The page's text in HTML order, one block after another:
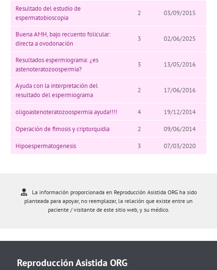
Resultado del estudio de
espermatobioscopia
2 03/09/2015
Buena AMH, bajo recuento folicular:
directa a ovodonación
3 02/06/2025
Resultados espermiograma: ¿es
astenoteratozoospermia?
3 13/05/2016
Ayuda con la interpretación del
resultado del espermiograma
2 17/06/2016
oligoastenoteratozoospermia ayuda!!!! 4 19/12/2014
Operación de fimosis y criptorquidia 2 09/06/2014
Hipoespermatogenesis 3 07/03/2020
La información proporcionada en Reproducción Asistida ORG ha sido
planteada para apoyar, no reemplazar, la relación que existe entre un
paciente / visitante de este sitio web, y su médico.
Reproducción Asistida ORG